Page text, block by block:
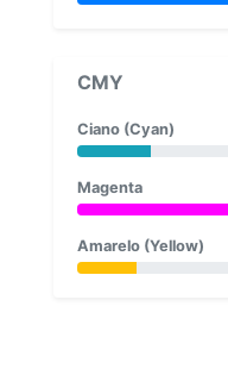
CMY
Ciano (Cyan)
Magenta
Amarelo (Yellow)